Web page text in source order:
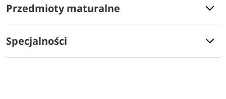
Przedmioty maturalne
Specjalności